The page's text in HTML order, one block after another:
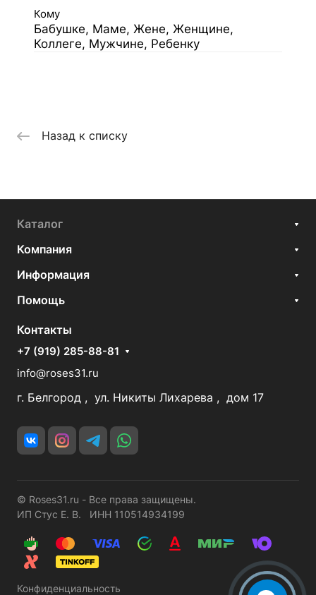
Кому
Бабушке, Маме, Жене, Женщине,
Коллеге, Мужчине, Ребенку
Назад к списку
Каталог
Компания
Информация
Помощь
Контакты
+7 (919) 285-88-81
info@roses31.ru
г. Белгород , ул. Никиты Лихарева , дом 17
© Roses31.ru - Все права защищены.
ИП Стус Е. В. ИНН 110514934199
Конфиденциальность